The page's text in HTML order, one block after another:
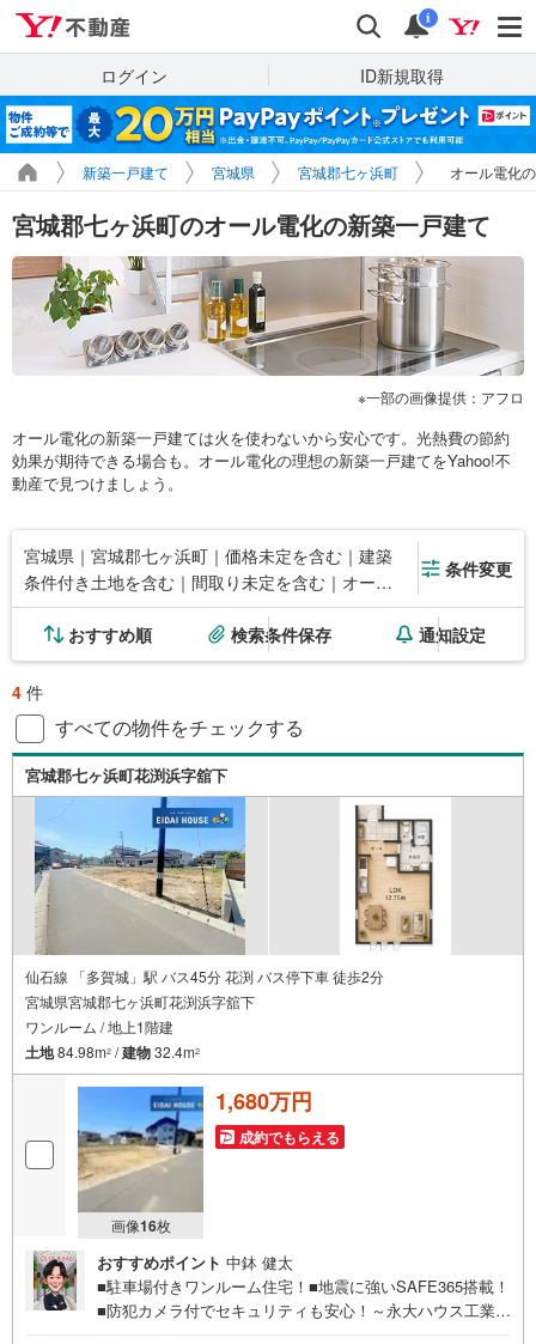
検索 通知
i
ログイン ID新規取得
新築一戸建て 宮城県 宮城郡七ヶ浜町 オール電化
宮城郡七ヶ浜町のオール電化の新築一戸建て
一部の画像提供：アフロ
オール電化の新築一戸建ては火を使わないから安心です。光熱費の節約
効果が期待できる場合も。オール電化の理想の新築一戸建てをYahoo!不
動産で見つけましょう。
宮城県｜宮城郡七ヶ浜町｜価格未定を含む｜建築
条件付き土地を含む｜間取り未定を含む｜オール
電化
条件変更
おすすめ順 検索条件保存 通知設定
4 件
すべての物件をチェックする
宮城郡七ヶ浜町花渕浜字舘下
仙石線 「多賀城」駅 バス45分 花渕 バス停下車 徒歩2分
宮城県宮城郡七ヶ浜町花渕浜字舘下
ワンルーム / 地上1階建
土地84.98m2 /建物32.4m2
画像16枚
1,680万円
成約でもらえる
おすすめポイント 中鉢 健太
■駐車場付きワンルーム住宅！■地震に強いSAFE365搭載！
■防犯カメラ付でセキュリティも安心！～永大ハウス工業の